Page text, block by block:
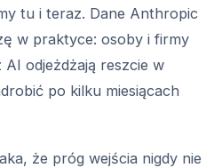
tu i teraz. Dane Anthropic
w praktyce: osoby i firmy
odjeżdżają reszcie w
po kilku miesiącach
że próg wejścia nigdy nie